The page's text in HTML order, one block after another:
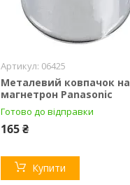
06425
Металевий ковпачок на
магнетрон Panasonic
Готово до відправки
165 ₴
Купити